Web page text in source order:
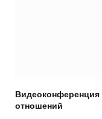
Видеоконференция
отношений